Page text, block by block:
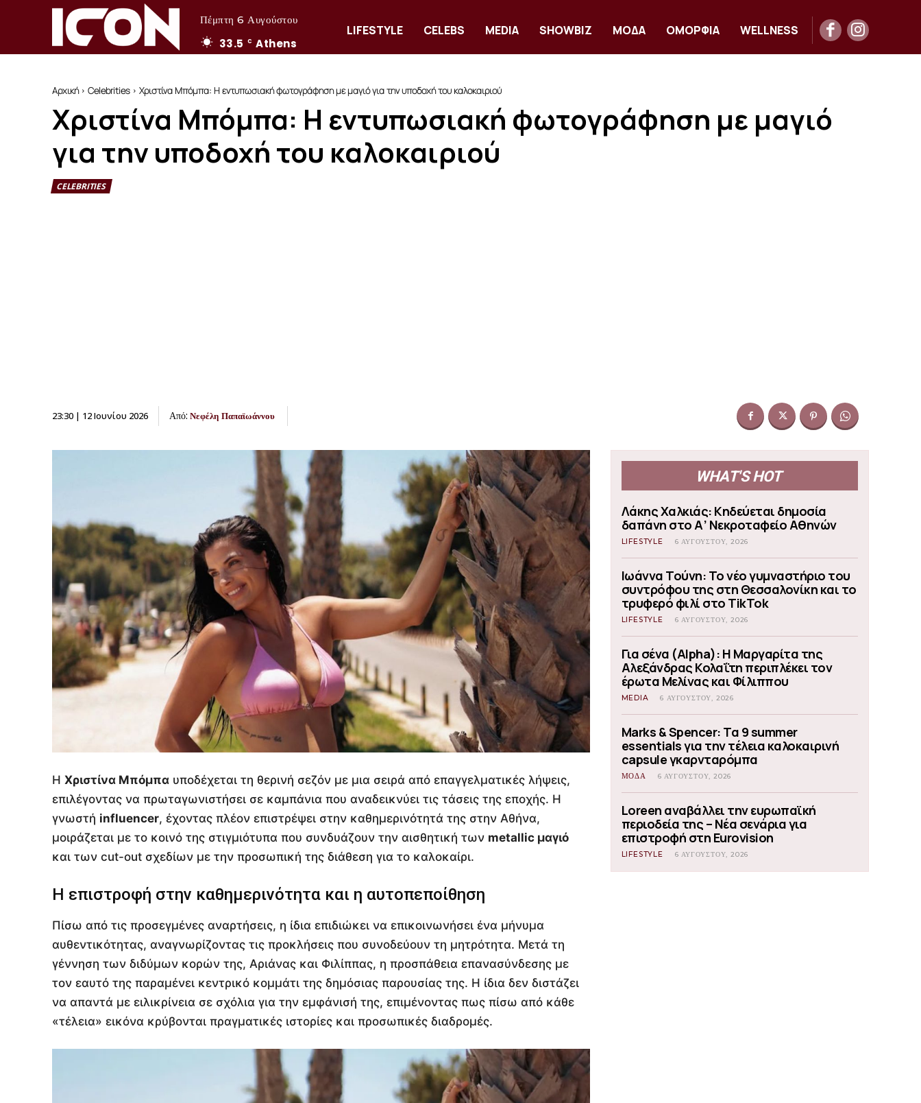
Πέμπτη 6 Αυγούστου
33.5 C Athens
LIFESTYLE CELEBS MEDIA SHOWBIZ ΜΟΔΑ ΟΜΟΡΦΙΑ WELLNESS
Αρχική Celebrities Χριστίνα Μπόμπα: Η εντυπωσιακή φωτογράφηση με μαγιό για την υποδοχή του καλοκαιριού
Χριστίνα Μπόμπα: Η εντυπωσιακή φωτογράφηση με μαγιό
για την υποδοχή του καλοκαιριού
CELEBRITIES
23:30 | 12 Ιουνίου 2026 Από: Νεφέλη Παπαϊωάννου
Η Χριστίνα Μπόμπα υποδέχεται τη θερινή σεζόν με μια σειρά από επαγγελματικές λήψεις,
επιλέγοντας να πρωταγωνιστήσει σε καμπάνια που αναδεικνύει τις τάσεις της εποχής. Η
γνωστή influencer, έχοντας πλέον επιστρέψει στην καθημερινότητά της στην Αθήνα,
μοιράζεται με το κοινό της στιγμιότυπα που συνδυάζουν την αισθητική των metallic μαγιό
και των cut-out σχεδίων με την προσωπική της διάθεση για το καλοκαίρι.
Η επιστροφή στην καθημερινότητα και η αυτοπεποίθηση
Πίσω από τις προσεγμένες αναρτήσεις, η ίδια επιδιώκει να επικοινωνήσει ένα μήνυμα
αυθεντικότητας, αναγνωρίζοντας τις προκλήσεις που συνοδεύουν τη μητρότητα. Μετά τη
γέννηση των διδύμων κορών της, Αριάνας και Φιλίππας, η προσπάθεια επανασύνδεσης με
τον εαυτό της παραμένει κεντρικό κομμάτι της δημόσιας παρουσίας της. Η ίδια δεν διστάζει
να απαντά με ειλικρίνεια σε σχόλια για την εμφάνισή της, επιμένοντας πως πίσω από κάθε
«τέλεια» εικόνα κρύβονται πραγματικές ιστορίες και προσωπικές διαδρομές.
WHAT'S HOT
Λάκης Χαλκιάς: Κηδεύεται δημοσία
δαπάνη στο Α’ Νεκροταφείο Αθηνών
LIFESTYLE 6 ΑΥΓΟΎΣΤΟΥ, 2026
Ιωάννα Τούνη: Το νέο γυμναστήριο του
συντρόφου της στη Θεσσαλονίκη και το
τρυφερό φιλί στο TikTok
LIFESTYLE 6 ΑΥΓΟΎΣΤΟΥ, 2026
Για σένα (Alpha): Η Μαργαρίτα της
Αλεξάνδρας Κολαΐτη περιπλέκει τον
έρωτα Μελίνας και Φίλιππου
MEDIA 6 ΑΥΓΟΎΣΤΟΥ, 2026
Marks & Spencer: Τα 9 summer
essentials για την τέλεια καλοκαιρινή
capsule γκαρνταρόμπα
ΜΟΔΑ 6 ΑΥΓΟΎΣΤΟΥ, 2026
Loreen αναβάλλει την ευρωπαϊκή
περιοδεία της – Νέα σενάρια για
επιστροφή στη Eurovision
LIFESTYLE 6 ΑΥΓΟΎΣΤΟΥ, 2026